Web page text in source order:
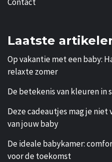
Laatste
Op vakantie met een baby:
relaxte zomer
De betekenis van kleuren in
Deze cadeautjes mag je
van jouw baby
De ideale babykamer:
voor de toekomst